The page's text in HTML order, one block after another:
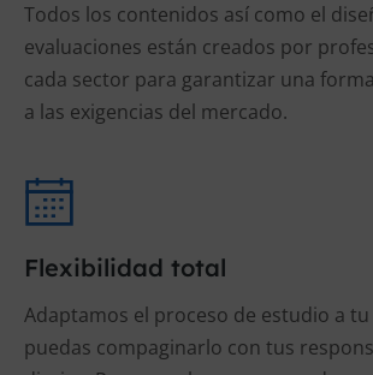
Todos los contenidos así como el
evaluaciones están creados por
cada sector para garantizar una
a las exigencias del mercado.
Flexibilidad total
Adaptamos el proceso de estudio a
puedas compaginarlo con tus